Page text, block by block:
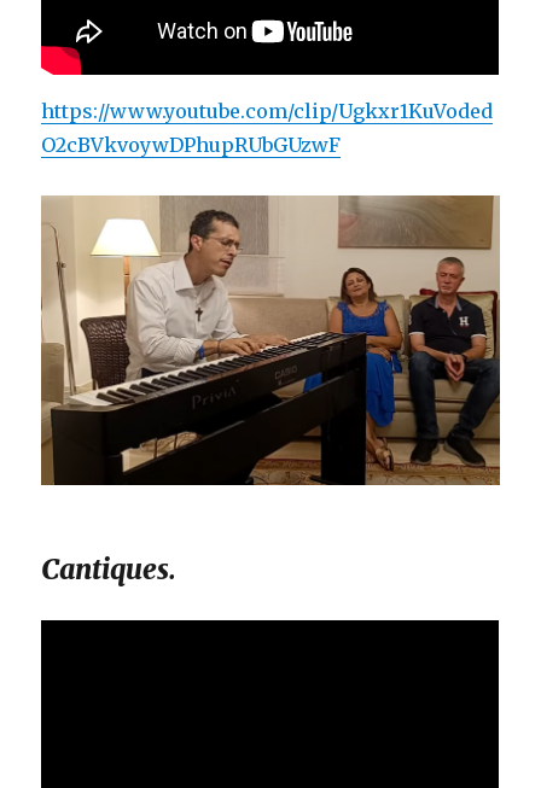
https://www.youtube.com/clip/Ugkxr1KuVoded
O2cBVkvoywDPhupRUbGUzwF
Cantiques.